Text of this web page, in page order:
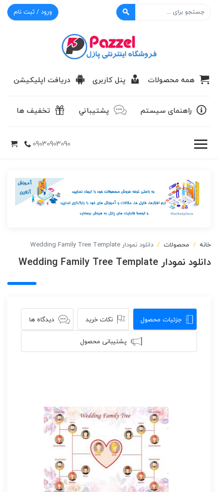
ورود / ثبت نام
همه محصولات پنل کاربری دریافت اپلیکیشن
راهنمای سیستم پشتيباني تخفیف ها
09030903090
خانه محصولات دانلود نمودار Wedding Family Tree Template
دانلود نمودار Wedding Family Tree Template
جزئیات محصول نکات خرید دیدگاه ها
پشتیبانی محصول